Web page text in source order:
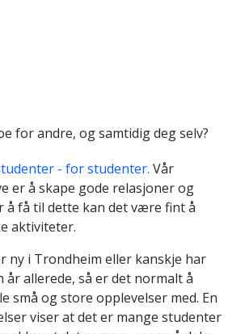
for andre, og samtidig deg selv?
- for studenter. Vår
er å skape gode relasjoner og
å få til dette kan det være fint å
aktiviteter.
ny i Trondheim eller kanskje har
allerede, så er det normalt å
små og store opplevelser med. En
viser at det er mange studenter